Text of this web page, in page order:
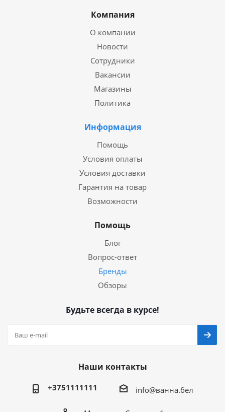
Компания
О компании
Новости
Сотрудники
Вакансии
Магазины
Политика
Информация
Помощь
Условия оплаты
Условия доставки
Гарантия на товар
Возможности
Помощь
Блог
Вопрос-ответ
Бренды
Обзоры
Будьте всегда в курсе!
Наши контакты
+3751111111 info@ванна.бел